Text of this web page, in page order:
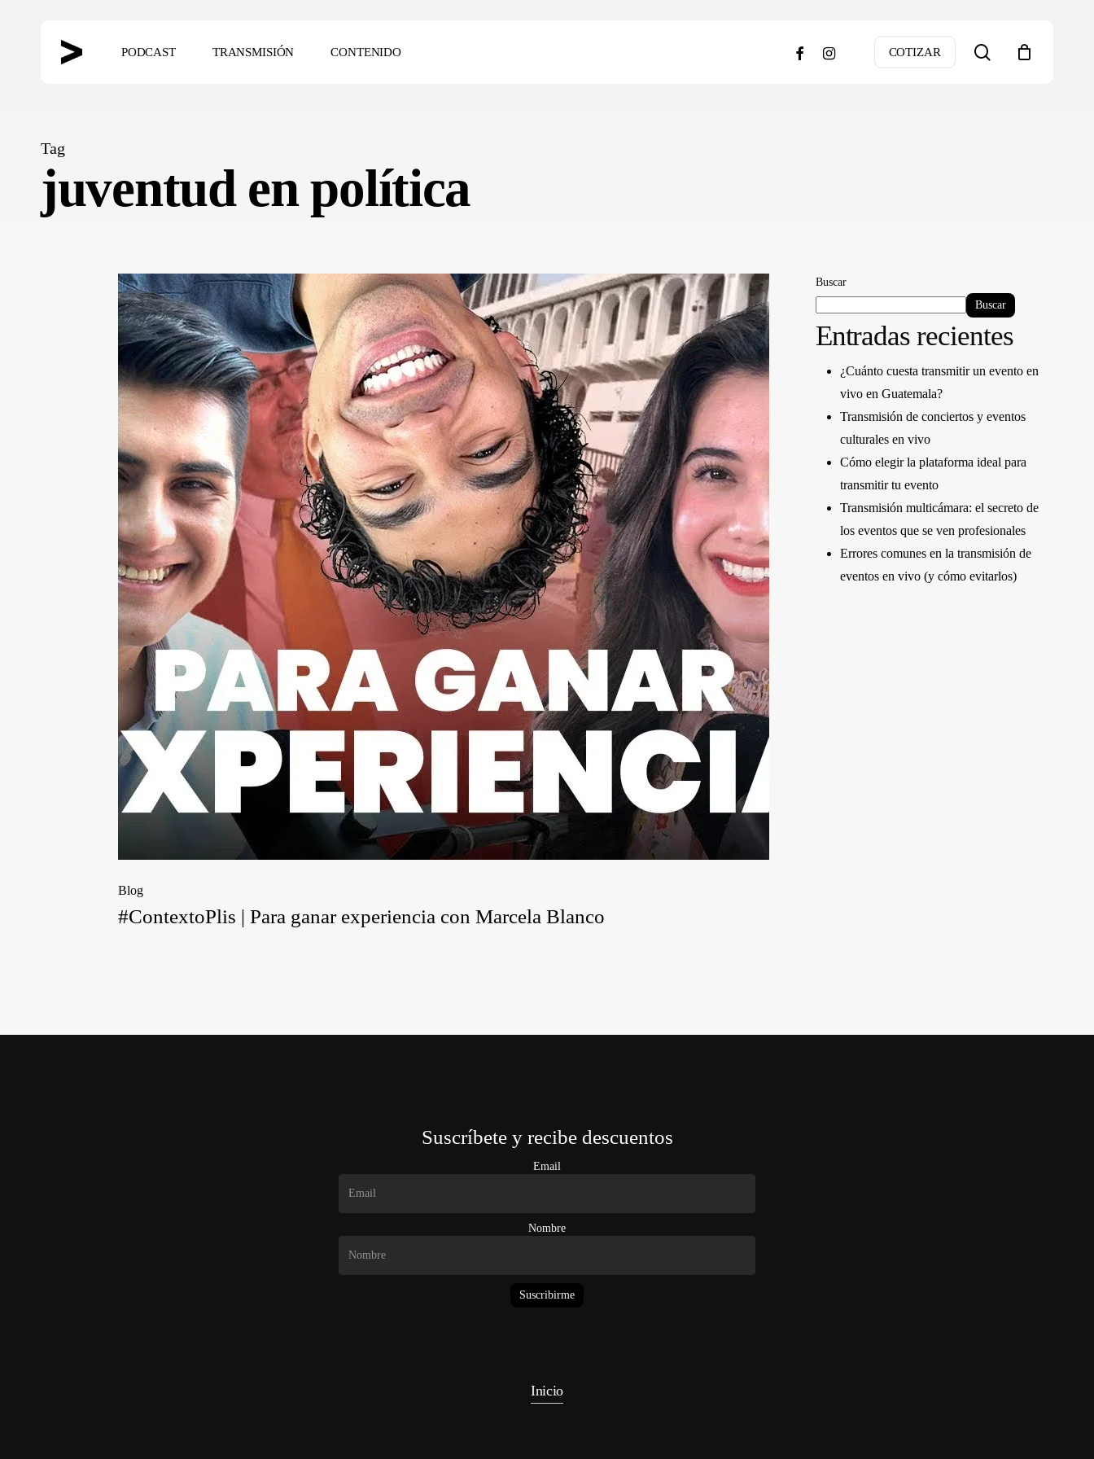
PODCAST TRANSMISIÓN CONTENIDO COTIZAR search
facebookinstagram
Tag
juventud en política
Blog
#ContextoPlis | Para ganar experiencia con Marcela Blanco
Buscar
Buscar
Entradas recientes
¿Cuánto cuesta transmitir un evento en
vivo en Guatemala?
Transmisión de conciertos y eventos
culturales en vivo
Cómo elegir la plataforma ideal para
transmitir tu evento
Transmisión multicámara: el secreto de
los eventos que se ven profesionales
Errores comunes en la transmisión de
eventos en vivo (y cómo evitarlos)
Suscríbete y recibe descuentos
Email
Nombre
Suscribirme
Inicio